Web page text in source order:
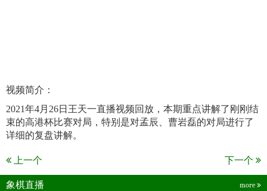
视频简介：
2021年4月26日王天一直播视频回放，本期重点讲解了刚刚结
束的高港杯比赛对局，特别是对孟辰、曹岩磊的对局进行了
详细的复盘讲解。
上一个 下一个
象棋直播 more